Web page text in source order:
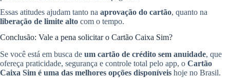
Essas atitudes ajudam tanto na aprovação do cartão, quanto na
liberação de limite alto com o tempo.
Conclusão: Vale a pena solicitar o Cartão Caixa Sim?
Se você está em busca de um cartão de crédito sem anuidade, que
ofereça praticidade, segurança e controle total pelo app, o Cartão
Caixa Sim é uma das melhores opções disponíveis hoje no Brasil.